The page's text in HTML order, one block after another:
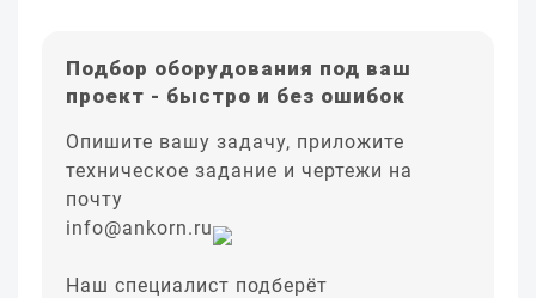
Подбор оборудования под ваш
проект - быстро и без ошибок
Опишите вашу задачу, приложите
техническое задание и чертежи на
почту
info@ankorn.ru
Наш специалист подберёт